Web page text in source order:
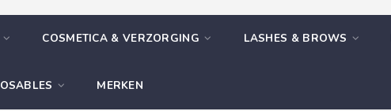
COSMETICA & VERZORGING LASHES & BROWS
MERKEN